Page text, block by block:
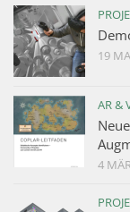
19
AR &
4